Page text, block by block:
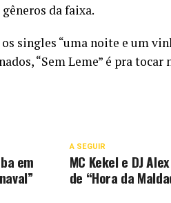
da faixa.
singles “uma noite e um
“Sem Leme” é pra tocar
A SEGUIR
MC Kekel e DJ
de “Hora da
em